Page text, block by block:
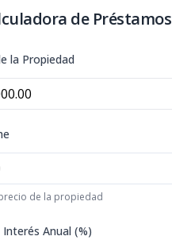
de Préstamos
la Propiedad
de la propiedad
Interés Anual (%)